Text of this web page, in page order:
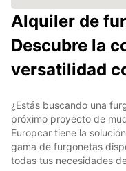
Alquiler de
Descubre la
versatilidad
¿Estás buscando una
próximo proyecto de
Europcar tiene la
gama de furgonetas
todas tus necesidades